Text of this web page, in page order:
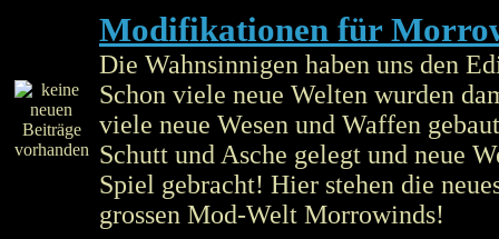
Modifikationen für
Die Wahnsinnigen haben uns den
Schon viele neue Welten wurden
viele neue Wesen und Waffen
Schutt und Asche gelegt und neue
Spiel gebracht! Hier stehen die
grossen Mod-Welt Morrowinds!